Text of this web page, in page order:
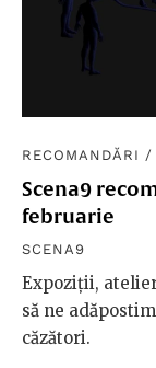
RECOMANDĂRI /
Scena9
februarie
SCENA9
Expoziții,
să ne
căzători.